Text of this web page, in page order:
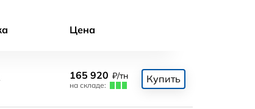
Цена
165 920 ₽/тн
на складе:
Купить